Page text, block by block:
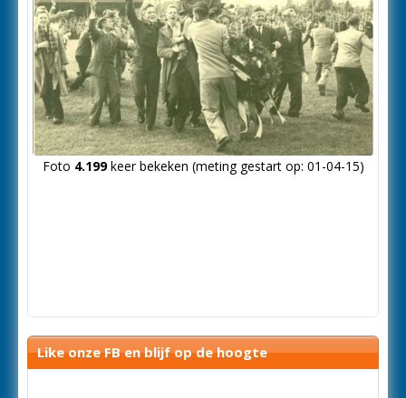
Foto 4.199keer bekeken (meting gestart op: 01-04-15)
Like onze FB en blijf op de hoogte